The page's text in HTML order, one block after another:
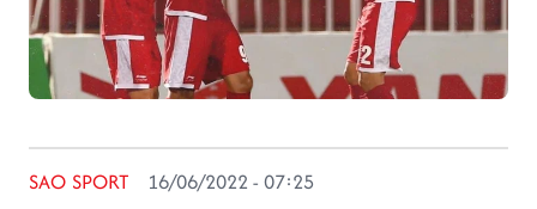
SAO SPORT 16/06/2022 - 07:25